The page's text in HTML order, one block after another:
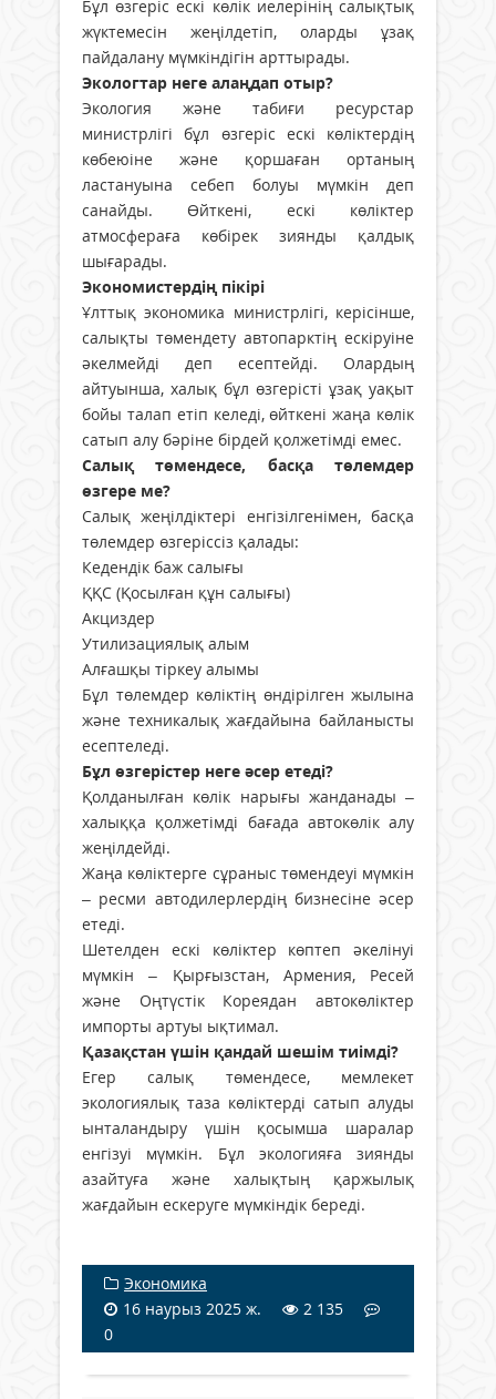
Бұл өзгеріс ескі көлік иелерінің салықтық
жүктемесін жеңілдетіп, оларды ұзақ
пайдалану мүмкіндігін арттырады.
Экологтар неге алаңдап отыр?
Экология және табиғи ресурстар
министрлігі бұл өзгеріс ескі көліктердің
көбеюіне және қоршаған ортаның
ластануына себеп болуы мүмкін деп
санайды. Өйткені, ескі көліктер
атмосфераға көбірек зиянды қалдық
шығарады.
Экономистердің пікірі
Ұлттық экономика министрлігі, керісінше,
салықты төмендету автопарктің ескіруіне
әкелмейді деп есептейді. Олардың
айтуынша, халық бұл өзгерісті ұзақ уақыт
бойы талап етіп келеді, өйткені жаңа көлік
сатып алу бәріне бірдей қолжетімді емес.
Салық төмендесе, басқа төлемдер
өзгере ме?
Салық жеңілдіктері енгізілгенімен, басқа
төлемдер өзгеріссіз қалады:
Кедендік баж салығы
ҚҚС (Қосылған құн салығы)
Акциздер
Утилизациялық алым
Алғашқы тіркеу алымы
Бұл төлемдер көліктің өндірілген жылына
және техникалық жағдайына байланысты
есептеледі.
Бұл өзгерістер неге әсер етеді?
Қолданылған көлік нарығы жанданады –
халыққа қолжетімді бағада автокөлік алу
жеңілдейді.
Жаңа көліктерге сұраныс төмендеуі мүмкін
– ресми автодилерлердің бизнесіне әсер
етеді.
Шетелден ескі көліктер көптеп әкелінуі
мүмкін – Қырғызстан, Армения, Ресей
және Оңтүстік Кореядан автокөліктер
импорты артуы ықтимал.
Қазақстан үшін қандай шешім тиімді?
Егер салық төмендесе, мемлекет
экологиялық таза көліктерді сатып алуды
ынталандыру үшін қосымша шаралар
енгізуі мүмкін. Бұл экологияға зиянды
азайтуға және халықтың қаржылық
жағдайын ескеруге мүмкіндік береді.
Экономика
16 наурыз 2025 ж.
2 135
0